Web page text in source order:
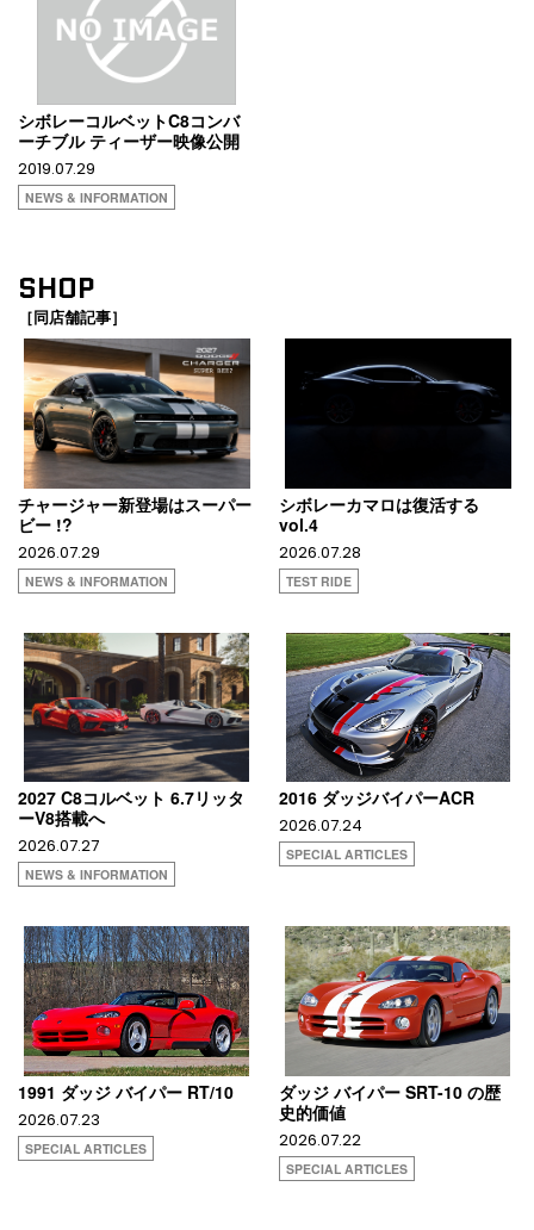
シボレーコルベットC8コンバ
ーチブル ティーザー映像公開
2019.07.29
NEWS & INFORMATION
SHOP
［同店舗記事］
チャージャー新登場はスーパー
ビー !?
2026.07.29
NEWS & INFORMATION
シボレーカマロは復活する
vol.4
2026.07.28
TEST RIDE
2027 C8コルベット 6.7リッタ
ーV8搭載へ
2026.07.27
NEWS & INFORMATION
2016 ダッジバイパーACR
2026.07.24
SPECIAL ARTICLES
1991 ダッジ バイパー RT/10
2026.07.23
SPECIAL ARTICLES
ダッジ バイパー SRT-10 の歴
史的価値
2026.07.22
SPECIAL ARTICLES